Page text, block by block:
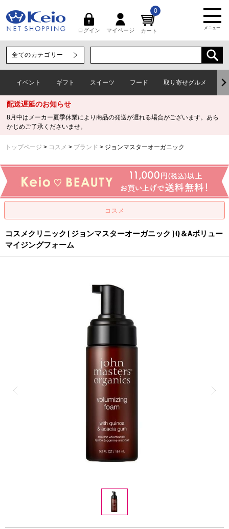
ログイン マイページ カート
0
メニュー
イベント ギフト スイーツ フード 取り寄せグルメ
配送遅延のお知らせ
8月中はメーカー夏季休業により商品の発送が遅れる場合がございます。あら
かじめご了承くださいませ。
トップページ コスメ ブランド ジョンマスターオーガニック
コスメクリニック[ジョンマスターオーガニック]Q＆Aボリュー
マイジングフォーム